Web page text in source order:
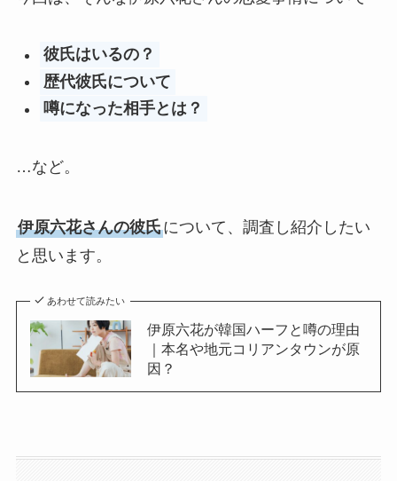
彼氏はいるの？
歴代彼氏について
噂になった相手とは？
…など。
伊原六花さんの彼氏について、調査し紹介したい
と思います。
あわせて読みたい
伊原六花が韓国ハーフと噂の理由
｜本名や地元コリアンタウンが原
因？